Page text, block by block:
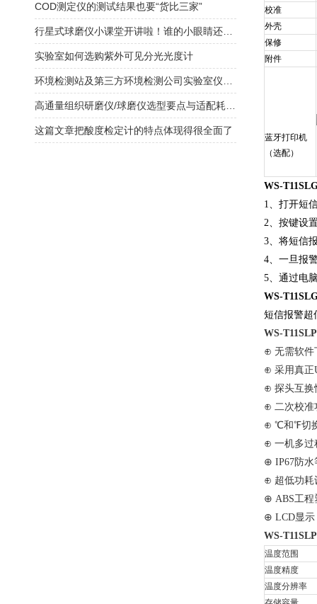
校准
外壳
保修
附件
蓝牙打印机
（选配）
WS-
1、打开短
2、按键设
3、将短信
4、一旦报
5、通过电
WS-
短信报警超
WS-
⊕ 无需软件
⊕ 采用真正
⊕ 探头互换
⊕ 二次校准
⊕ ℃和℉切
⊕ 一机多过
⊕ IP67防水
⊕ 超低功耗
⊕ ABS工程
⊕ LCD显示
WS-
温度范围
温度精度
温度分辨率
COD测定仪的测试结果也要“货比三家”
实验室如何选购紫外可见分光光度计
这篇文章把酸度检定计的特点体现得很全面了